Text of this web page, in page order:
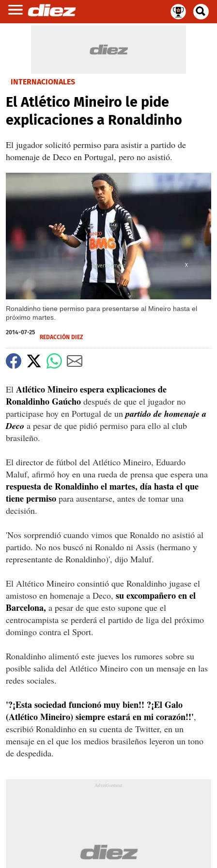
INTERNACIONALES
El Atlético Mineiro le pide
explicaciones a Ronaldinho
El jugador solicitó permiso para asistir a partido de
homenaje de Deco en Portugal, pero no asistió.
Ronaldinho tiene permiso para presentarse al Mineiro hasta el
próximo martes.
X
2014-07-25
REDACCIÓN DIEZ
El Atlético Mineiro espera explicaciones de
Ronaldinho Gaúcho después de que el jugador no
participase hoy en Portugal de un partido de homenaje a
Deco a pesar de que pidió permiso para ello al club
brasileño.
El director de fútbol del Atlético Mineiro, Eduardo
Maluf, afirmó hoy en una rueda de prensa que espera una
respuesta de Ronaldinho el martes, día hasta el que
tiene permiso para ausentarse, antes de tomar una
decisión.
'Nos sorprendió cuando vimos que Ronaldo no asistió al
partido. No nos buscó ni Ronaldo ni Assis (hermano y
representante de Ronaldinho)', dijo Maluf.
El Altético Mineiro consintió que Ronaldinho jugase el
amistoso en homenaje a Deco, su excompañero en el
Barcelona, a pesar de que esto supone que el
centrocampista se perderá el partido de liga del próximo
domingo contra el Sport.
Ronaldinho alimentó este jueves los rumores sobre su
posible salida del Atlético Mineiro con un mensaje en las
redes sociales.
'?¡Esta sociedad funcionó muy bien!! ?¡El Galo
(Atlético Mineiro) siempre estará en mi corazón!!',
escribió Ronaldinho en su cuenta de Twitter, en un
mensaje en el que los medios brasileños leyeron un tono
de despedida.